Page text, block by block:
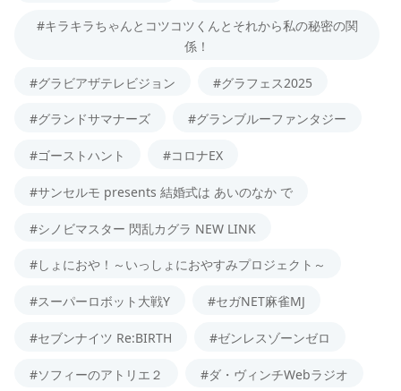
#キラキラちゃんとコツコツくんとそれから私の秘密の関
係！
#グラビアザテレビジョン #グラフェス2025
#グランドサマナーズ #グランブルーファンタジー
#ゴーストハント #コロナEX
#サンセルモ presents 結婚式は あいのなか で
#シノビマスター 閃乱カグラ NEW LINK
#しょにおや！～いっしょにおやすみプロジェクト～
#スーパーロボット大戦Y #セガNET麻雀MJ
#セブンナイツ Re:BIRTH #ゼンレスゾーンゼロ
#ソフィーのアトリエ２ #ダ・ヴィンチWebラジオ